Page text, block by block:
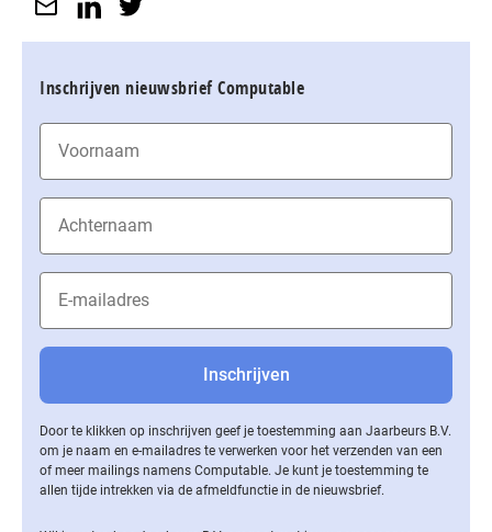
Inschrijven nieuwsbrief Computable
Door te klikken op inschrijven geef je toestemming aan Jaarbeurs B.V.
om je naam en e-mailadres te verwerken voor het verzenden van een
of meer mailings namens Computable. Je kunt je toestemming te
allen tijde intrekken via de af­meld­func­tie in de nieuwsbrief.